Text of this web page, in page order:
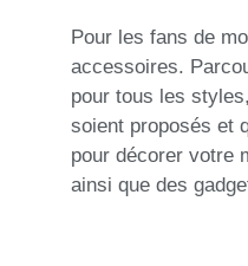
Pour les fans de
accessoires.
pour tous les
soient proposés et
pour décorer votre
ainsi que des